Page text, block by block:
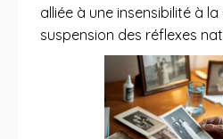
alliée à une insensibilité à
suspension des réflexes